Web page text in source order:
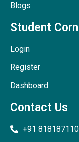
Blogs
Student
Login
Register
Dashboard
Contact Us
+91